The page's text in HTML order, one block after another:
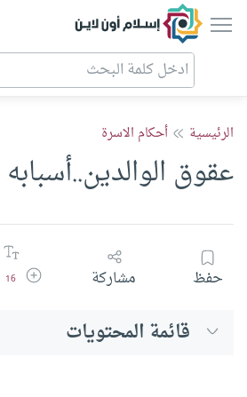
إسلام أون لاين
الرئيسية أحكام الاسرة
عقوق
حفظ مشاركة زيادة16
قائمة المحتويات